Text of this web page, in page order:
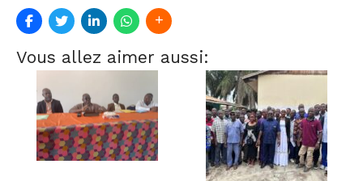
Vous allez aimer aussi: